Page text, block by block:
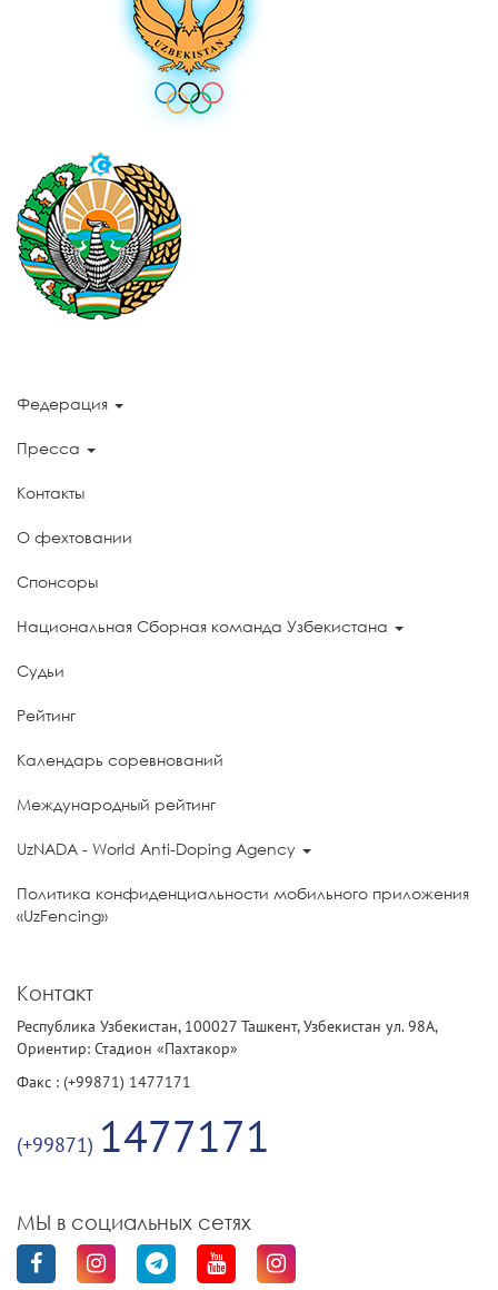
Федерация
Пресса
Контакты
О фехтовании
Спонсоры
Национальная Сборная команда Узбекистана
Судьи
Рейтинг
Календарь соревнований
Международный рейтинг
UzNADA - World Anti-Doping Agency
Политика конфиденциальности мобильного приложения
«UzFencing»
Контакт
Республика Узбекистан, 100027 Ташкент, Узбекистан ул. 98А,
Ориентир: Стадион «Пахтакор»
Факс : (+99871) 1477171
(+99871) 1477171
МЫ в социальных сетях